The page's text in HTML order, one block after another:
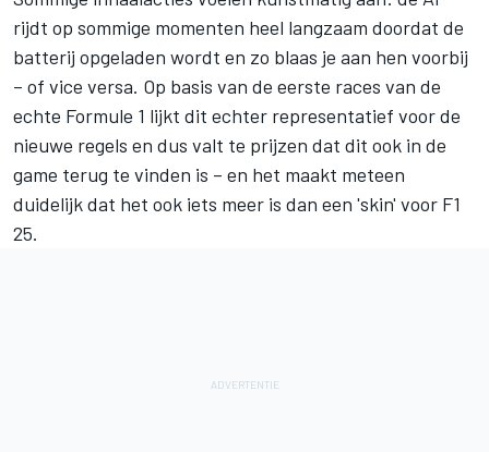
rijdt op sommige momenten heel langzaam doordat de
batterij opgeladen wordt en zo blaas je aan hen voorbij
– of vice versa. Op basis van de eerste races van de
echte Formule 1 lijkt dit echter representatief voor de
nieuwe regels en dus valt te prijzen dat dit ook in de
game terug te vinden is – en het maakt meteen
duidelijk dat het ook iets meer is dan een 'skin' voor F1
25.